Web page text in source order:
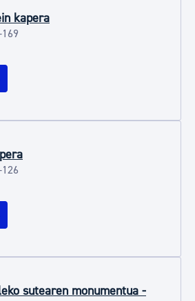
kapera
sutearen monumentua -